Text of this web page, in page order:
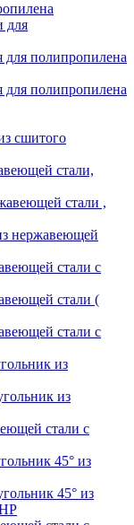
для
полипропилена
полипропилена
сшитого
стали,
стали ,
нержавеющей
стали с
стали (
стали с
из
из
стали с
45° из
45° из